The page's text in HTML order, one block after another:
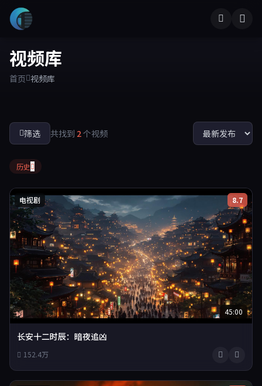
视频库
首页 视频库
筛选 共找到 2个视频
历史
电视剧
45:00
8.7
长安十二时辰：暗夜追凶
152.4万